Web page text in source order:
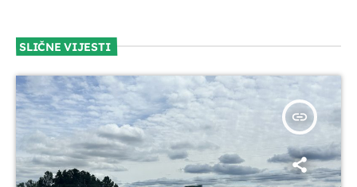
SLIČNE VIJESTI
insert_link